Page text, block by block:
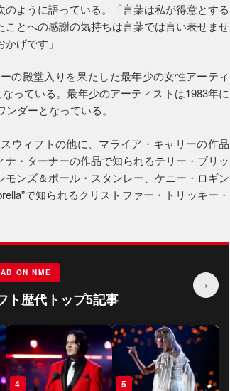
ように語っている。「言葉は私が得意とする
とへの感謝の気持ちは言葉では言い表せませ
げです」
の殿堂入りを果たした最年少の女性アーティ
っている。最年少のアーティストは1983年に
ダーとなっている。
ウィフトの他に、マライア・キャリーの作品
・ターナーの作品で知られるテリー・ブリッ
ンズ＆ポール・スタンレー、ケニー・ロギン
で知られるクリストファー・トリッキー・
ON NME
ト歴代トップ5記事
›
4 5